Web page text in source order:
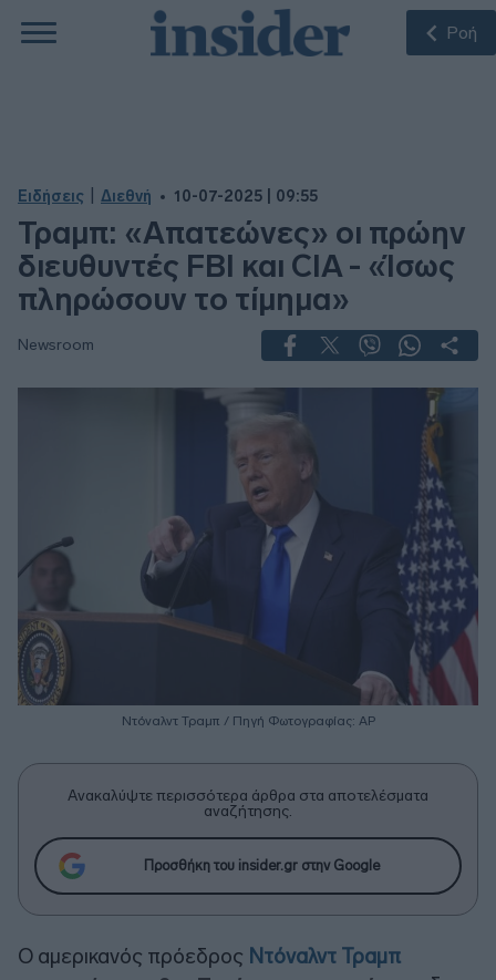
Ροή
Ειδήσεις Διεθνή 10-07-2025 | 09:55
Τραμπ: «Απατεώνες» οι πρώην
διευθυντές FBI και CIA - «Ίσως
πληρώσουν το τίμημα»
Newsroom
Ντόναλντ Τραμπ / Πηγή Φωτογραφίας: ΑΡ
Ανακαλύψτε περισσότερα άρθρα στα αποτελέσματα
αναζήτησης.
Προσθήκη του insider.gr στην Google
Ο αμερικανός πρόεδρος Ντόναλντ Τραμπ